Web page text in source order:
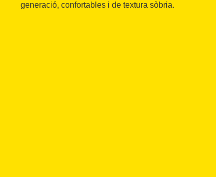
generació, confortables i de textura sòbria.